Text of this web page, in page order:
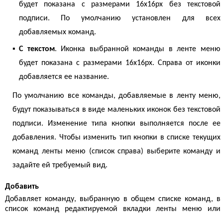
будет показана с размерами 16х16px без текстовой
подписи. По умолчанию установлен для всех
добавляемых команд.
▪ С текстом. Иконка выбранной команды в ленте меню
будет показана с размерами 16х16px. Справа от иконки
добавляется ее название.
По умолчанию все команды, добавляемые в ленту меню,
будут показываться в виде маленьких иконок без текстовой
подписи. Изменение типа кнопки выполняется после ее
добавления. Чтобы изменить тип кнопки в списке текущих
команд ленты меню (список справа) выберите команду и
задайте ей требуемый вид.
Добавить
Добавляет команду, выбранную в общем списке команд, в
список команд редактируемой вкладки ленты меню или